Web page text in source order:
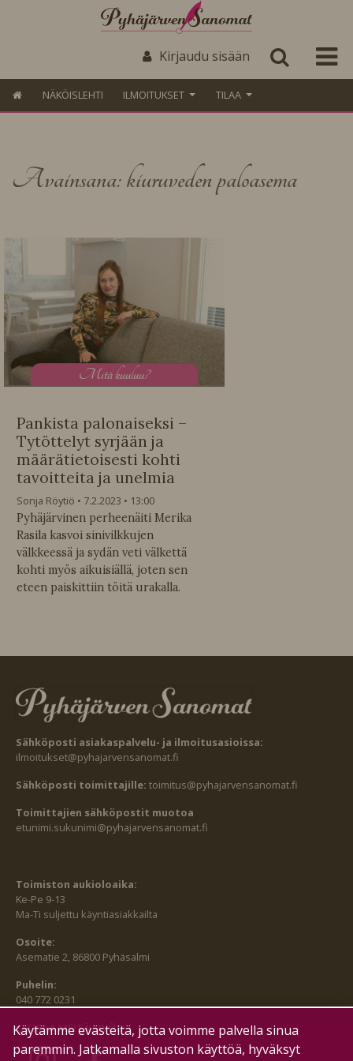
Kirjaudu sisään
NÄKÖISLEHTI ILMOITUKSET TILAA
Avainsana: kiuruveden paloasema
Mitä kuuluu?
Pankista palonaiseksi –
Tytöttelyt syrjään ja
määrätietoisesti kohti
tavoitteita ja unelmia
Sonja Röytiö 7.2.2023
13:00
Pyhäjärvinen perheenäiti Merika
Rasila kasvoi sinivilkkujen
välkkeessä ja sydän veti välkettä
kohti myös aikuisiällä, joten sen
eteen paiskittiin töitä urakalla.
Sähköposti asiakaspalvelu- ja ilmoitusasioissa:
ilmoitukset@pyhajarvensanomat.fi
Sähköposti toimittajille: toimitus@pyhajarvensanomat.fi
Toimittajien sähköpostit muotoa
etunimi.sukunimi@pyhajarvensanomat.fi
Toimiston aukioloaika:
Ke-Pe 9-13
Ma-Ti suljettu käyntiasiakkailta
Osoite:
Asematie 2, 86800 Pyhäsalmi
Puhelin:
040 772 0231
SEURAA MEITÄ MYÖS:
Käytämme evästeitä, jotta voimme palvella sinua
paremmin. Jatkamalla sivuston käyttöä, hyväksyt